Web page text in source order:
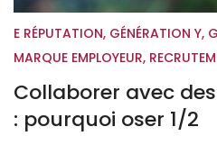
E RÉPUTATION, GÉNÉRATION Y,
MARQUE EMPLOYEUR,
Collaborer avec
: pourquoi oser 1/2